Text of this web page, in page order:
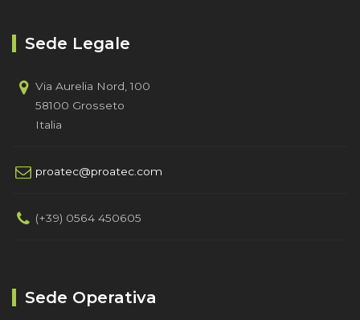
Sede Legale
Via Aurelia Nord, 100
58100 Grosseto
Italia
proatec@proatec.com
(+39) 0564 450605
Sede Operativa